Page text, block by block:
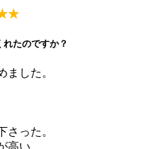
たのですか？
ました。
さった。